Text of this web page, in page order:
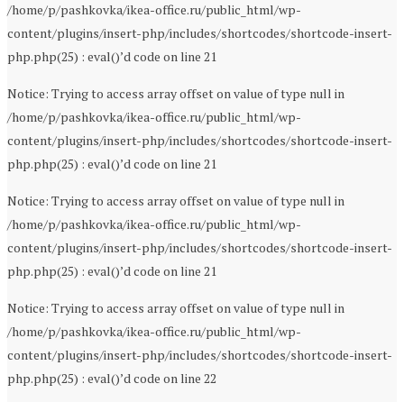
/home/p/pashkovka/ikea-office.ru/public_html/wp-
content/plugins/insert-php/includes/shortcodes/shortcode-insert-
php.php(25) : eval()’d code on line 21
Notice: Trying to access array offset on value of type null in
/home/p/pashkovka/ikea-office.ru/public_html/wp-
content/plugins/insert-php/includes/shortcodes/shortcode-insert-
php.php(25) : eval()’d code on line 21
Notice: Trying to access array offset on value of type null in
/home/p/pashkovka/ikea-office.ru/public_html/wp-
content/plugins/insert-php/includes/shortcodes/shortcode-insert-
php.php(25) : eval()’d code on line 21
Notice: Trying to access array offset on value of type null in
/home/p/pashkovka/ikea-office.ru/public_html/wp-
content/plugins/insert-php/includes/shortcodes/shortcode-insert-
php.php(25) : eval()’d code on line 22